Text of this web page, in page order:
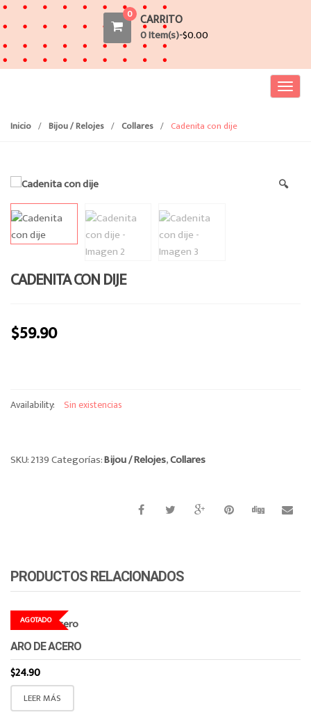
0 CARRITO
0 Item(s)-$0.00
T
n
Inicio / Bijou / Relojes / Collares / Cadenita con dije
🔍
CADENITA CON DIJE
$59.90
Availability: Sin existencias
SKU:2139Categorías:Bijou / Relojes,Collares
PRODUCTOS RELACIONADOS
AGOTADO
ARO DE ACERO
$24.90
LEER MÁS